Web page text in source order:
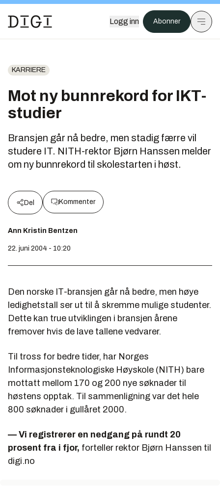
Logg inn Abonner
KARRIERE
Mot ny bunnrekord for IKT-
studier
Bransjen går nå bedre, men stadig færre vil
studere IT. NITH-rektor Bjørn Hanssen melder
om ny bunnrekord til skolestarten i høst.
Del Kommenter
Ann Kristin Bentzen
22. juni 2004 - 10:20
Den norske IT-bransjen går nå bedre, men høye
ledighetstall ser ut til å skremme mulige studenter.
Dette kan true utviklingen i bransjen årene
fremover hvis de lave tallene vedvarer.
Til tross for bedre tider, har Norges
Informasjonsteknologiske Høyskole (NITH) bare
mottatt mellom 170 og 200 nye søknader til
høstens opptak. Til sammenligning var det hele
800 søknader i gullåret 2000.
— Vi registrerer en nedgang på rundt 20
prosent fra i fjor, forteller rektor Bjørn Hanssen til
digi.no